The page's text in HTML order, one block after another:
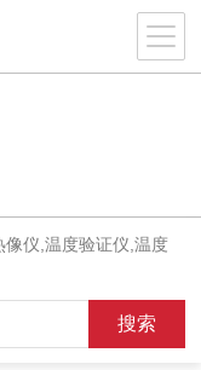
仪,温度验证仪,温度